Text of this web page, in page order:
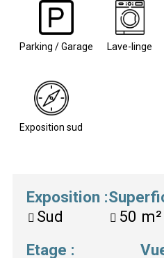
Parking / Garage Lave-linge
Exposition sud
Exposition :
Sud
50 m²
Etage :